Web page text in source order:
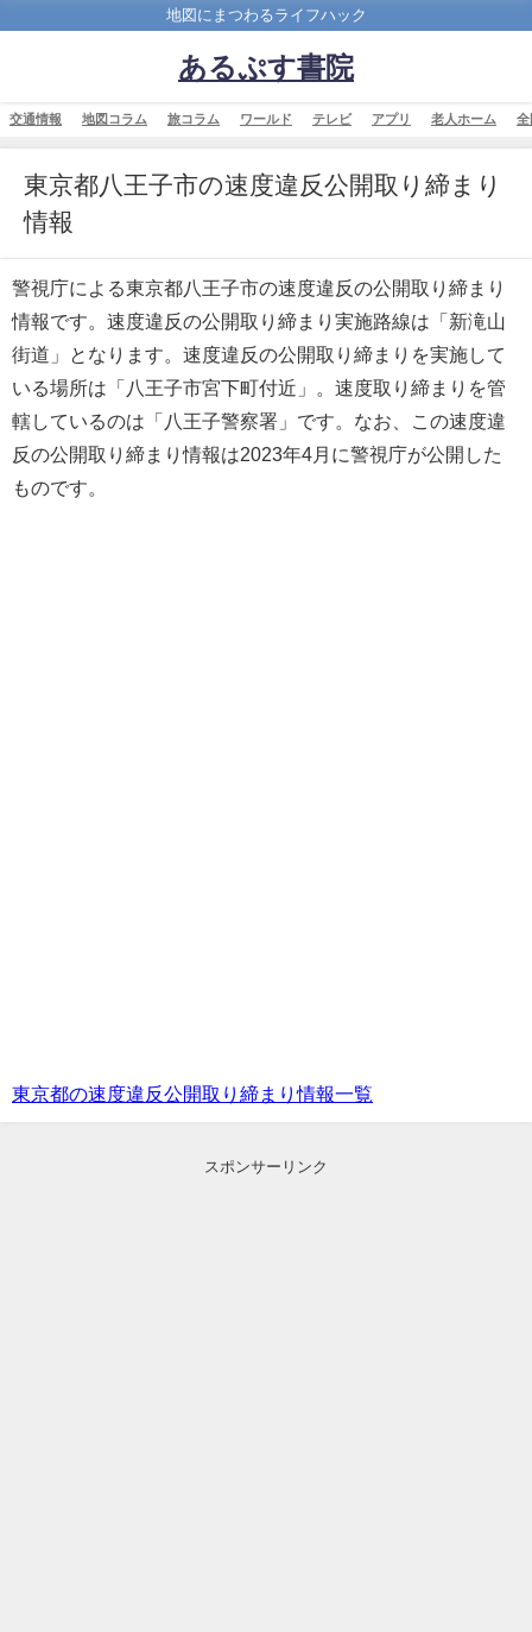
地図にまつわるライフハック
あるぷす書院
交通情報 地図コラム 旅コラム ワールド テレビ アプリ 老人ホーム 全
東京都八王子市の速度違反公開取り締まり
情報
警視庁による東京都八王子市の速度違反の公開取り締まり
情報です。速度違反の公開取り締まり実施路線は「新滝山
街道」となります。速度違反の公開取り締まりを実施して
いる場所は「八王子市宮下町付近」。速度取り締まりを管
轄しているのは「八王子警察署」です。なお、この速度違
反の公開取り締まり情報は2023年4月に警視庁が公開した
ものです。
東京都の速度違反公開取り締まり情報一覧
スポンサーリンク